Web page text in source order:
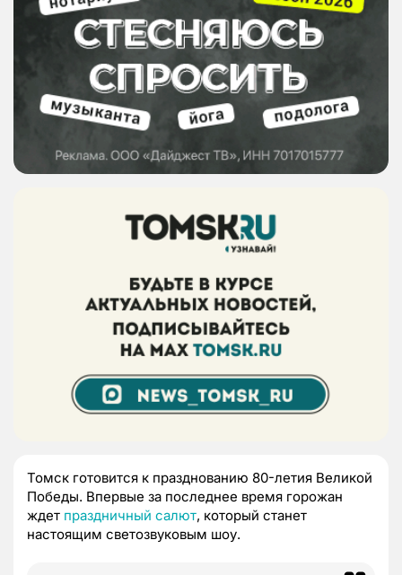
Томск готовится к празднованию 80-летия Великой
Победы. Впервые за последнее время горожан
ждет праздничный салют, который станет
настоящим светозвуковым шоу.